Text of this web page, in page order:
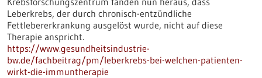
Leberkrebs, der durch chronisch-entzündliche
Fettlebererkrankung ausgelöst wurde, nicht auf diese
Therapie anspricht.
https://www.gesundheitsindustrie-
bw.de/fachbeitrag/pm/leberkrebs-bei-welchen-patienten-
wirkt-die-immuntherapie